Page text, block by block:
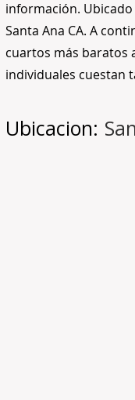
información. Ubicado
Santa Ana CA. A
cuartos más baratos
individuales cuestan
Ubicacion: